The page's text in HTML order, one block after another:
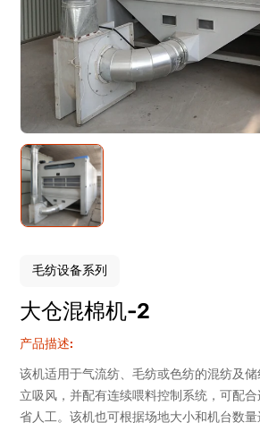
毛纺设备系列
大仓混棉机-2
产品描述:
该机适用于气流纺、毛纺或色纺的混纺及
立吸风，并配有连续喂料控制系统，可配
省人工。该机也可根据场地大小和机台数量